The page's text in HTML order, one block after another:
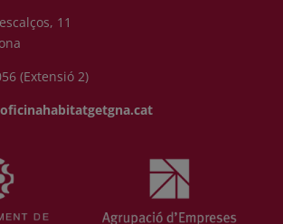
11
(Extensió 2)